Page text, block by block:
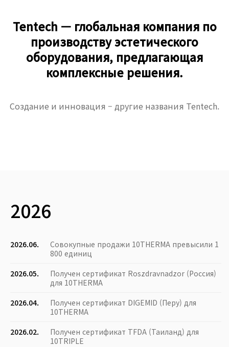
Tentech — глобальная компания по
производству эстетического
оборудования, предлагающая
комплексные решения.
Создание и инновация – другие названия Tentech.
2026
2026.06.
Совокупные продажи 10THERMA превысили 1
800 единиц
2026.05.
Получен сертификат Roszdravnadzor (Россия)
для 10THERMA
2026.04.
Получен сертификат DIGEMID (Перу) для
10THERMA
2026.02.
Получен сертификат TFDA (Таиланд) для
10TRIPLE